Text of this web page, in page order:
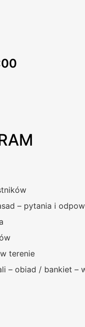
– pytania i
terenie
– obiad / bankiet –